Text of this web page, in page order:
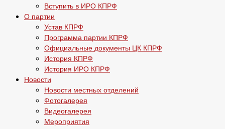
Вступить в ИРО КПРФ
О партии
Устав КПРФ
Программа партии КПРФ
Официальные документы ЦК КПРФ
История КПРФ
История ИРО КПРФ
Новости
Новости местных отделений
Фотогалерея
Видеогалерея
Мероприятия